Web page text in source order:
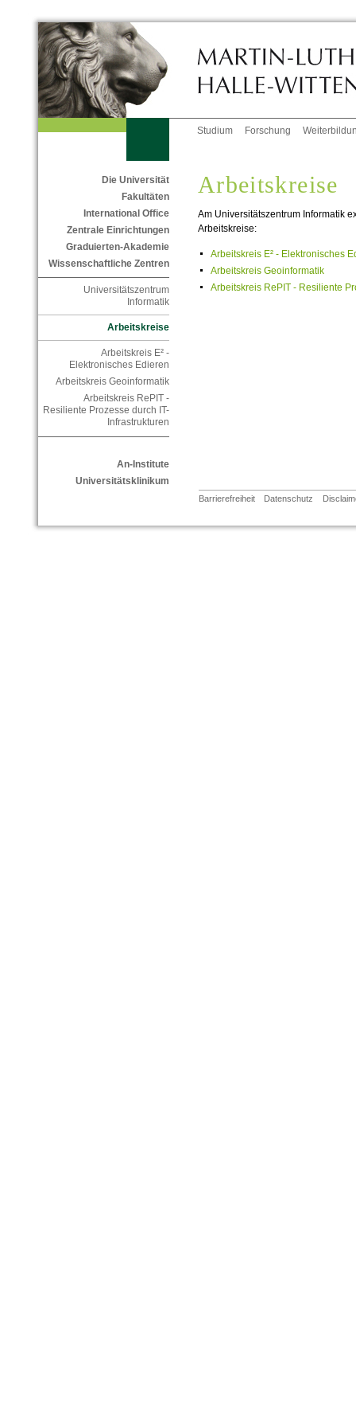
Studium Forschung
Die Universität
Fakultäten
International Office
Zentrale Einrichtungen
Graduierten-Akademie
Wissenschaftliche Zentren
Universitätszentrum
Informatik
Arbeitskreise
Arbeitskreis E² -
Elektronisches Edieren
Arbeitskreis Geoinformatik
Arbeitskreis RePIT -
Resiliente Prozesse durch IT-
Infrastrukturen
An-Institute
Universitätsklinikum
Arbeitskreise
Am Universitätszentrum Informatik
Arbeitskreise:
Arbeitskreis E² - Elektronisches
Arbeitskreis Geoinformatik
Arbeitskreis RePIT - Resiliente
Barrierefreiheit Datenschutz